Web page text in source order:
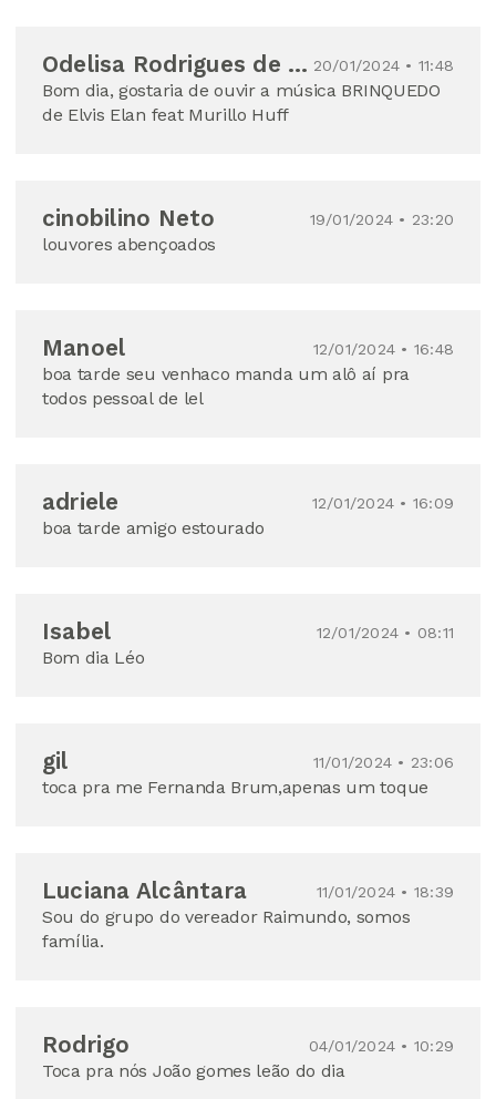
Odelisa Rodrigues de Souza sarmento 20/01/2024 • 11:48
Bom dia, gostaria de ouvir a música BRINQUEDO
de Elvis Elan feat Murillo Huff
cinobilino Neto 19/01/2024 • 23:20
louvores abençoados
Manoel 12/01/2024 • 16:48
boa tarde seu venhaco manda um alô aí pra
todos pessoal de lel
adriele 12/01/2024 • 16:09
boa tarde amigo estourado
Isabel 12/01/2024 • 08:11
Bom dia Léo
gil 11/01/2024 • 23:06
toca pra me Fernanda Brum,apenas um toque
Luciana Alcântara 11/01/2024 • 18:39
Sou do grupo do vereador Raimundo, somos
família.
Rodrigo 04/01/2024 • 10:29
Toca pra nós João gomes leão do dia